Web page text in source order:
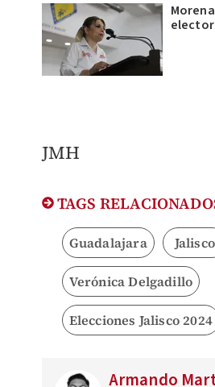
JMH
TAGS
Guadalajara Jalisco
Verónica Delgadillo
Elecciones Jalisco 2024
Armando